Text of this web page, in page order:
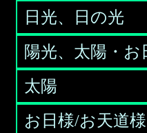
日光、日の光
陽光、太陽・お
太陽
お日様/お天道様